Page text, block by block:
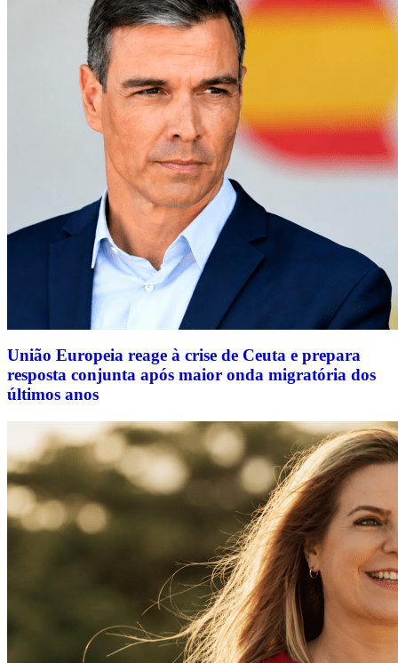
União Europeia reage à crise de Ceuta e prepara
resposta conjunta após maior onda migratória dos
últimos anos